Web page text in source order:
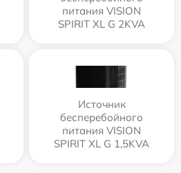
питания VISION
SPIRIT XL G 2KVA
Источник
бесперебойного
питания VISION
SPIRIT XL G 1,5KVA